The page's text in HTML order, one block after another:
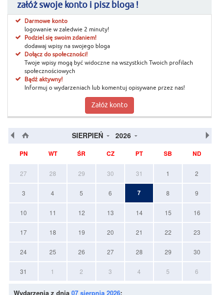
załóż swoje konto i pisz bloga !
Darmowe konto
logowanie w zaledwie 2 minuty!
Podziel się swoim zdaniem!
dodawaj wpisy na swojego bloga
Dołącz do społeczności!
Twoje wpisy mogą być widoczne na wszystkich Twoich profilach
społecznościowych
Bądź aktywny!
Informuj o wydarzeniach lub komentuj opisywane przez nas!
Załóż konto
SIERPIEŃ 2026
PN WT ŚR CZ PT SB ND
27 28 29 30 31 1 2
3 4 5 6 7 8 9
10 11 12 13 14 15 16
17 18 19 20 21 22 23
24 25 26 27 28 29 30
31 1 2 3 4 5 6
Wydarzenia z dnia 07 sierpnia 2026: